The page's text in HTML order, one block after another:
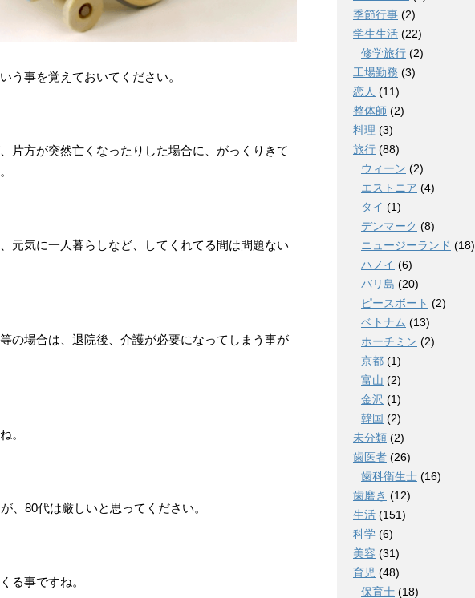
う事を覚えておいてください。
片方が突然亡くなったりした場合に、がっくりきて
元気に一人暮らしなど、してくれてる間は問題ない
の場合は、退院後、介護が必要になってしまう事が
。
、80代は厳しいと思ってください。
る事ですね。
季節行事 (2)
学生生活 (22)
修学旅行 (2)
工場勤務 (3)
恋人 (11)
整体師 (2)
料理 (3)
旅行 (88)
ウィーン (2)
エストニア (4)
タイ (1)
デンマーク (8)
ニュージーランド (18)
ハノイ (6)
バリ島 (20)
ピースボート (2)
ベトナム (13)
ホーチミン (2)
京都 (1)
富山 (2)
金沢 (1)
韓国 (2)
未分類 (2)
歯医者 (26)
歯科衛生士 (16)
歯磨き (12)
生活 (151)
科学 (6)
美容 (31)
育児 (48)
保育士 (18)